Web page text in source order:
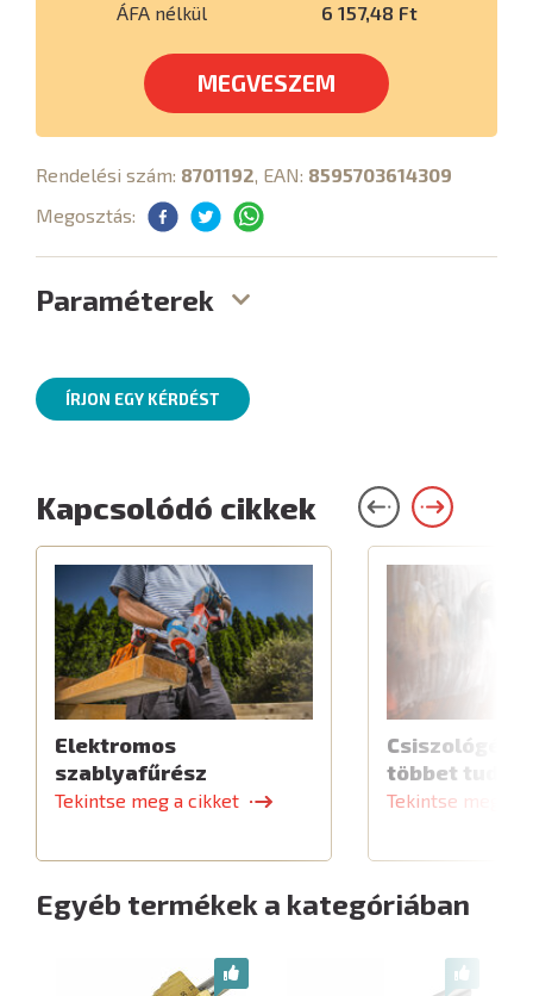
ÁFA nélkül 6 157,48 Ft
MEGVESZEM
Rendelési szám: 8701192, EAN: 8595703614309
Megosztás:
Paraméterek
ÍRJON EGY KÉRDÉST
Kapcsolódó cikkek
Elektromos
szablyafűrész
Tekintse meg a cikket
Csiszológép,
többet tud
Tekintse meg a
Egyéb termékek a kategóriában